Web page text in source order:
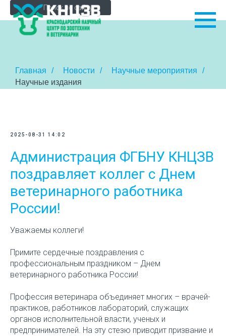
Главная / Новости / Научные мероприятия
/
Научные издания
2025-08-31 14:02
Администрация ФГБНУ КНЦЗВ
поздравляет коллег с Днем
ветеринарного работника
России!
Уважаемы коллеги!
Примите сердечные поздравления с
профессиональным праздником – Днем
ветеринарного работника России!
Профессия ветеринара объединяет многих – врачей-
практиков, работников лабораторий, служащих
органов исполнительной власти, ученых и
предпринимателей. На эту стезю приводит призвание и